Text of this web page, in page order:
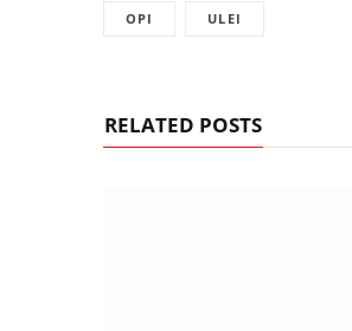
OPI ULEI
RELATED POSTS